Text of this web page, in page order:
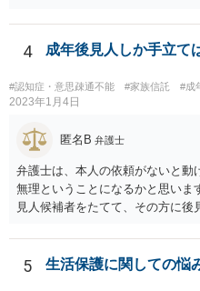
4 成年後見人しか手立て
#認知症・意思疎通不能 #家族信託 #成
2023年1月4日
匿名B 弁護士
弁護士は、本人の依頼がないと動
無理ということになるかと思いま
見人候補者をたてて、その方に
5 生活保護に関しての悩